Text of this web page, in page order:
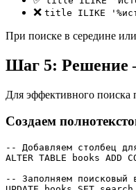
❌ title ILIKE
При поиске в середине
Шаг 5: Решение
Для эффективного поиска
Создаем
-- Добавляем столбец
ALTER TABLE books
-- Заполняем поисковый